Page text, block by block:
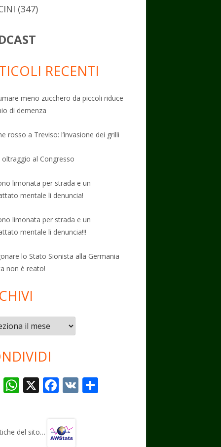
(347)
RECENTI
meno zucchero da piccoli riduce
di demenza
rosso a Treviso: l’invasione dei grilli
oltraggio al Congresso
limonata per strada e un
mentale li denuncia!
limonata per strada e un
mentale li denuncia!!!
lo Stato Sionista alla Germania
non è reato!
T
gr
W
s
X F
b
V
del sito…